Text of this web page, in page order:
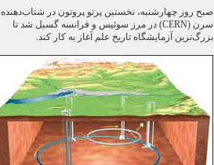
صبح روز چهارشنبه، نخستین پرتو پروتون در شتاب‌دهنده
سرن (CERN) در مرز سوئیس و فرانسه گسیل شد تا
بزرگ‌ترین آزمایشگاه تاریخ علم آغاز به کار کند.